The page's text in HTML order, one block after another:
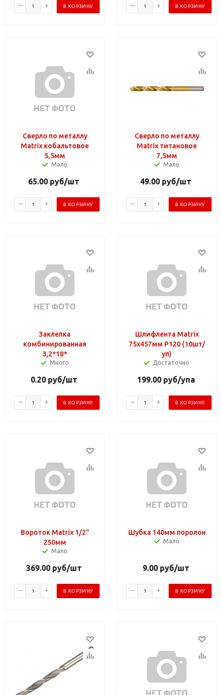
В КОРЗИНУ В КОРЗИНУ
Сверло по металлу
Matrix кобальтовое
5,5мм
Мало
65.00 руб/шт
В КОРЗИНУ
Сверло по металлу
Matrix титановое
7,5мм
Мало
49.00 руб/шт
В КОРЗИНУ
Заклепка
комбинированная
3,2*18*
Много
0.20руб/шт
В КОРЗИНУ
Шлифлента Matrix
75х457мм Р120 (10шт/
уп)
Достаточно
199.00руб/упа
В КОРЗИНУ
Вороток Matrix 1/2"
250мм
Мало
369.00руб/шт
В КОРЗИНУ
Шубка 140мм поролон
Мало
9.00руб/шт
В КОРЗИНУ